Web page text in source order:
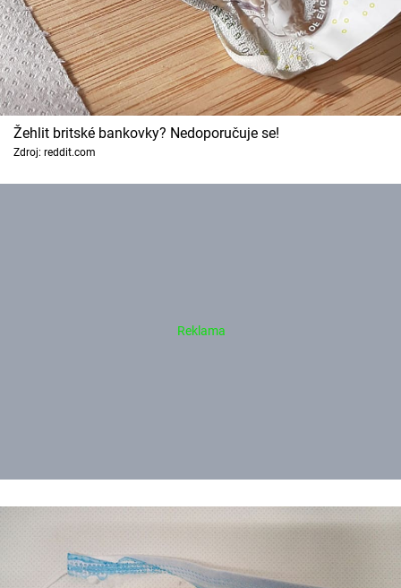
Žehlit britské bankovky? Nedoporučuje se!
Zdroj: reddit.com